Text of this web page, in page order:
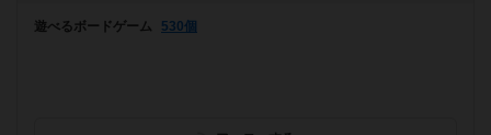
遊べるボードゲーム 530個